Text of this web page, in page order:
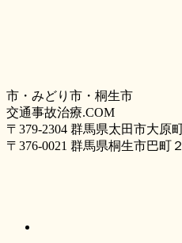
市・みどり市・桐生市
交通事故治療.COM
〒379-2304 群馬県太田市大原
〒376-0021 群馬県桐生市巴町